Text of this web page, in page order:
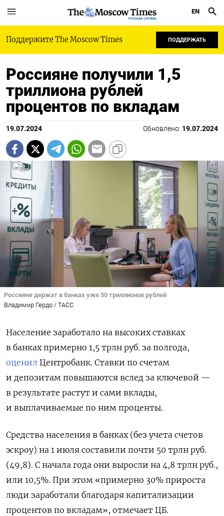
РУССКАЯ СЛУЖБА
EN
Поддержите The Moscow Times ПОДДЕРЖАТЬ
Россияне получили 1,5
триллиона рублей
процентов по вкладам
19.07.2024 Обновлено: 19.07.2024
Россияне держат в банках уже 50 триллионов рублей
Владимир Гердо / ТАСС
Население заработало на высоких ставках
в банках примерно 1,5 трлн руб. за полгода,
оценил Центробанк. Ставки по счетам
и депозитам повышаются вслед за ключевой —
в результате растут и сами вклады,
и выплачиваемые по ним проценты.
Средства населения в банках (без учета счетов
эскроу) на 1 июля составили почти 50 трлн руб.
(49,8). С начала года они выросли на 4,8 трлн руб.,
или 10,5%. При этом «примерно 30% прироста
люди заработали благодаря капитализации
процентов по вкладам», отмечает ЦБ.